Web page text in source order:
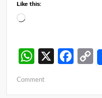
Like this:
Loading…
W
h
at
X
F
C
Commenton